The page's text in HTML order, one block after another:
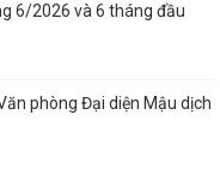
6/2026 và 6 tháng đầu
phòng Đại diện Mậu dịch